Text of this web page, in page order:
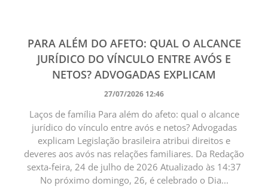
PARA ALÉM DO AFETO: QUAL O ALCANCE
JURÍDICO DO VÍNCULO ENTRE AVÓS E
NETOS? ADVOGADAS EXPLICAM
27/07/2026 12:46
Laços de família Para além do afeto: qual o alcance
jurídico do vínculo entre avós e netos? Advogadas
explicam Legislação brasileira atribui direitos e
deveres aos avós nas relações familiares. Da Redação
sexta-feira, 24 de julho de 2026 Atualizado às 14:37
No próximo domingo, 26, é celebrado o Dia...